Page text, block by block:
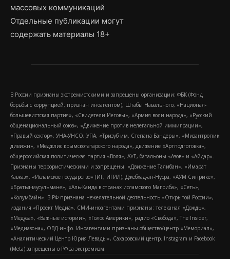
массовых коммуникаций
Отдельные публикации могут
содержать материалы 18+
В России признаны экстремистскими и запрещены организации: ФБК (Фонд
борьбы с коррупцией, признан иноагентом), Штабы Навального, «Национал-
большевистская партия», «Свидетели Иеговы», «Армия воли народа», «Русский
общенациональный союз», «Движение против нелегальной иммиграции»,
«Правый сектор», УНА-УНСО, УПА, «Тризуб им. Степана Бандеры», «Мизантропик
дивижн», «Меджлис крымскотатарского народа», движение «Артподготовка»,
общероссийская политическая партия «Воля», АУЕ, батальоны «Азов» и «Айдар».
Признаны террористическими и запрещены: «Движение Талибан», «Имарат
Кавказ», «Исламское государство» (ИГ, ИГИЛ), Джебхад-ан-Нусра, «АУМ Синрике»,
«Братья-мусульмане», «Аль-Каида в странах исламского Магриба», «Сеть»,
«Колумбайн». В РФ признана нежелательной деятельность «Открытой России»,
издания «Проект Медиа». СМИ-иноагентами признаны: телеканал «Дождь»,
«Медуза», «Важные истории», «Голос Америки», радио «Свобода», The Insider,
«Медиазона», ОВД-инфо. Иноагентами признаны общество/центр «Мемориал»,
«Аналитический Центр Юрия Левады», Сахаровский центр. Instagram и Facebook
(Metа) запрещены в РФ за экстремизм.